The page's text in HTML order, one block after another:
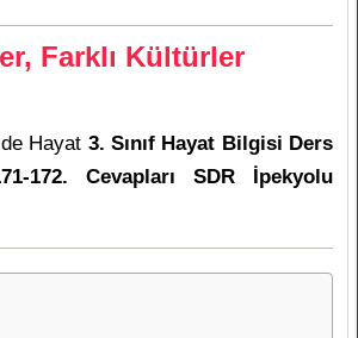
Farklı Kültürler
Hayat 3. Sınıf Hayat Bilgisi Ders
172. Cevapları SDR İpekyolu